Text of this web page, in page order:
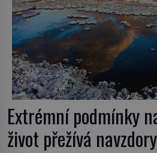
Extrémní podmínky
život přežívá